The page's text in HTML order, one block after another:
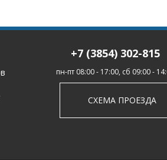
+7 (3854) 302-815
пн-пт 08:00 - 17:00, сб 09:00 -
СХЕМА ПРОЕЗДА